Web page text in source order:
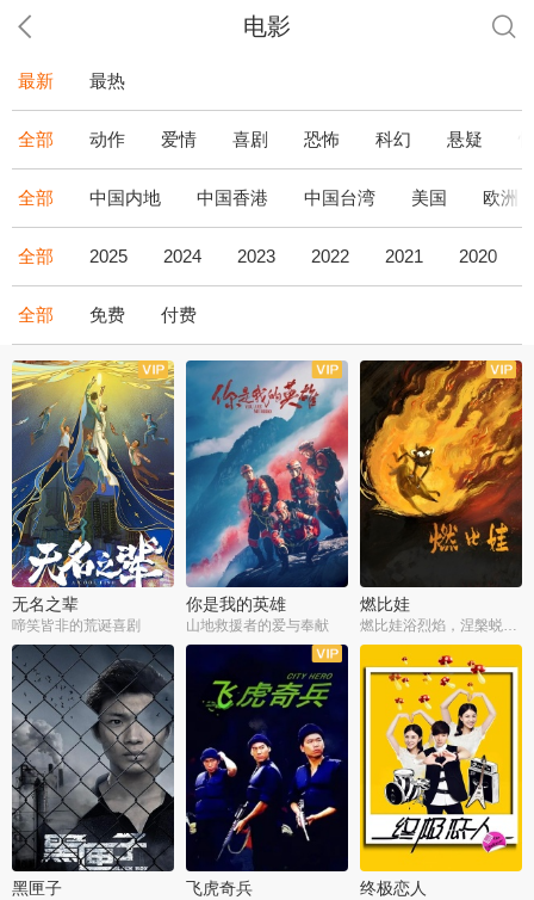
电影
最新 最热
全部 动作 爱情 喜剧 恐怖 科幻 悬疑
全部 中国内地 中国香港 中国台湾 美国 欧洲
全部 2025 2024 2023 2022 2021 2020
全部 免费 付费
无名之辈
啼笑皆非的荒诞喜剧
你是我的英雄
山地救援者的爱与奉献
燃比娃
燃比娃浴烈焰，涅槃蜕变成人
黑匣子 飞虎奇兵 终极恋人